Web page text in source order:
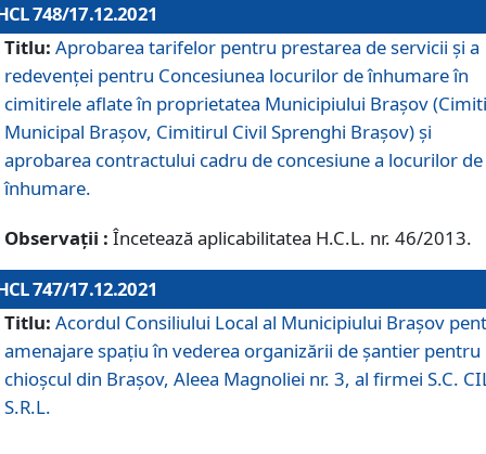
748/17.12.2021
Titlu: Aprobarea tarifelor pentru prestarea de servicii şi a
redevenţei pentru Concesiunea locurilor de înhumare în
cimitirele aflate în proprietatea Municipiului Braşov
Municipal Braşov, Cimitirul Civil Sprenghi Braşov) şi
aprobarea contractului cadru de concesiune a locurilor de
înhumare.
Observații : Încetează aplicabilitatea H.C.L. nr. 46/2013.
747/17.12.2021
Titlu: Acordul Consiliului Local al Municipiului Braşov
amenajare spațiu în vederea organizării de șantier pentru
chioșcul din Brașov, Aleea Magnoliei nr. 3, al firmei S.C.
S.R.L.